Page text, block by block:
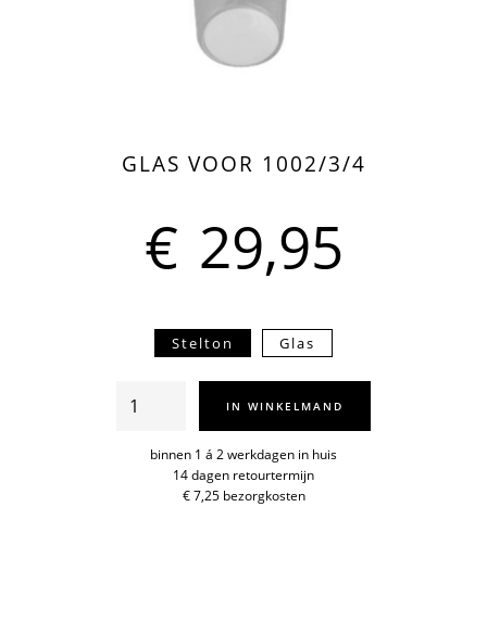
GLAS VOOR 1002/3/4
€ 29,95
Stelton Glas
Glas
1002/3/4
IN WINKELMAND
binnen 1 á 2 werkdagen in huis
14 dagen retourtermijn
€ 7,25 bezorgkosten